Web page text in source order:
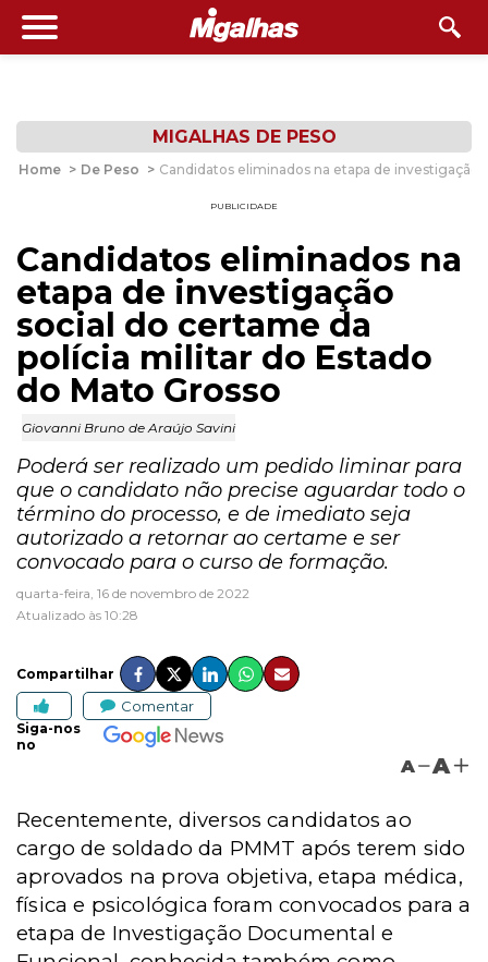
MIGALHAS DE PESO
Home > De Peso > Candidatos eliminados na etapa de
PUBLICIDADE
Candidatos eliminados na
etapa de investigação
social do certame da
polícia militar do Estado
do Mato Grosso
Giovanni Bruno de Araújo Savini
Poderá ser realizado um pedido liminar para
que o candidato não precise aguardar todo o
término do processo, e de imediato seja
autorizado a retornar ao certame e ser
convocado para o curso de formação.
quarta-feira, 16 de novembro de 2022
Atualizado às 10:28
Compartilhar
Comentar
Siga-nos
no
A A
Recentemente, diversos candidatos ao
cargo de soldado da PMMT após terem sido
aprovados na prova objetiva, etapa médica,
física e psicológica foram convocados para a
etapa de Investigação Documental e